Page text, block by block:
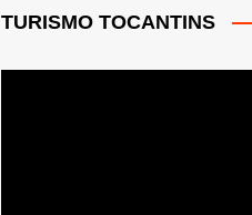
TURISMO TOCANTINS